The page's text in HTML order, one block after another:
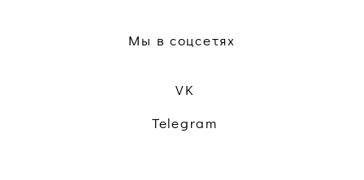
Мы в соцсетях
VK
Telegram